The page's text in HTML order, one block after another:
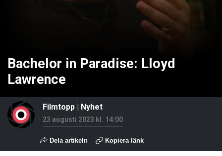
Bachelor in Paradise: Lloyd
Lawrence
Filmtopp | Nyhet
23 augusti 2023 kl. 14:00
Dela artikeln Kopiera länk